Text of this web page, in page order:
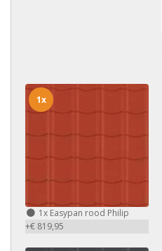
1x Easypan rood Philip
+€ 819,95
1x